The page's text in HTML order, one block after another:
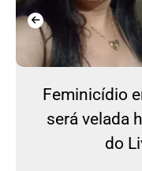
Feminicídio
será velada
do